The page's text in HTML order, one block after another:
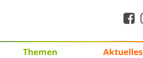
Themen Aktuelles